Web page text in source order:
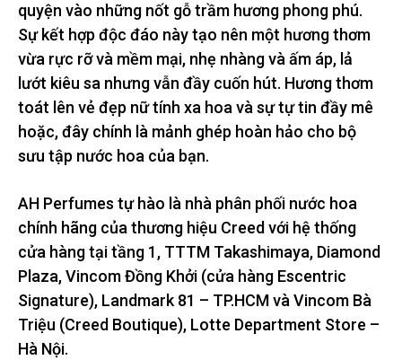
quyện vào những nốt gỗ trầm hương phong phú.
Sự kết hợp độc đáo này tạo nên một hương thơm
vừa rực rỡ và mềm mại, nhẹ nhàng và ấm áp, lả
lướt kiêu sa nhưng vẫn đầy cuốn hút. Hương thơm
toát lên vẻ đẹp nữ tính xa hoa và sự tự tin đầy mê
hoặc, đây chính là mảnh ghép hoàn hảo cho bộ
sưu tập nước hoa của bạn.
AH Perfumes tự hào là nhà phân phối nước hoa
chính hãng của thương hiệu Creed với hệ thống
cửa hàng tại tầng 1, TTTM Takashimaya, Diamond
Plaza, Vincom Đồng Khởi (cửa hàng Escentric
Signature), Landmark 81 – TP.HCM và Vincom Bà
Triệu (Creed Boutique), Lotte Department Store –
Hà Nội.